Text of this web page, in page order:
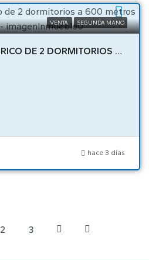
VENTA SEGUNDA MANO
APARTAMENTO CÉNTRICO DE 2 DORMITORIOS A 600 METROS DE LA PLAYA EN BENIDORM – 05469
hace 3 días
2 3